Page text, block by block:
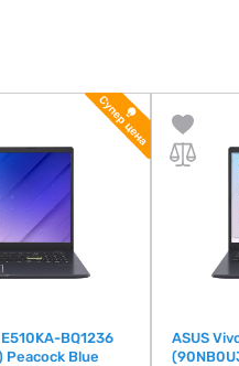
BQ1236
Blue
ASUS